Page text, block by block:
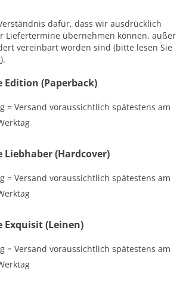
dafür, dass wir ausdrücklich
Liefertermine übernehmen können, außer
vereinbart worden sind (bitte lesen Sie
).
(Paperback)
= Versand voraussichtlich spätestens am
(Hardcover)
= Versand voraussichtlich spätestens am
(Leinen)
= Versand voraussichtlich spätestens am